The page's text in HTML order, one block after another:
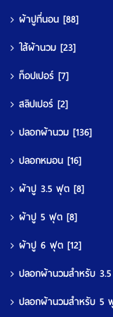
ผ้าปูที่นอน [88]
ใส้ผ้านวม [23]
ท็อปเปอร์ [7]
สลิปเปอร์ [2]
ปลอกผ้านวม [136]
ปลอกหมอน [16]
ผ้าปู 3.5 ฟุต [8]
ผ้าปู 5 ฟุต [8]
ผ้าปู 6 ฟุต [12]
ปลอกผ้านวมสำหรับ
ปลอกผ้านวมสำหรับ 5